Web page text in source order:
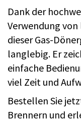
Dank der
Verwendung
dieser Gas-
langlebig. Er
einfache
viel Zeit und
Bestellen Sie
Brennern und